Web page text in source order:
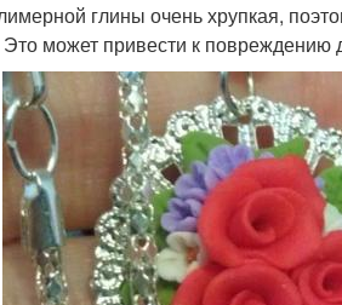
глины очень хрупкая,
Это может привести к повреждению